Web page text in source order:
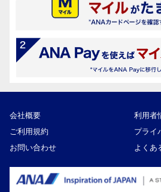
会社概要
利用者
ご利用規約
プライ
お問い合わせ
よくあ